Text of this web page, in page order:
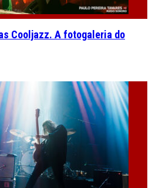
Cooljazz. A fotogaleria do